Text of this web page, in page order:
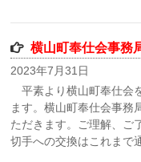
横山町奉仕会事務
2023年7月31日
平素より横山町奉仕会
ます。横山町奉仕会事務
ただきます。ご理解、
切手への交換はこれまで